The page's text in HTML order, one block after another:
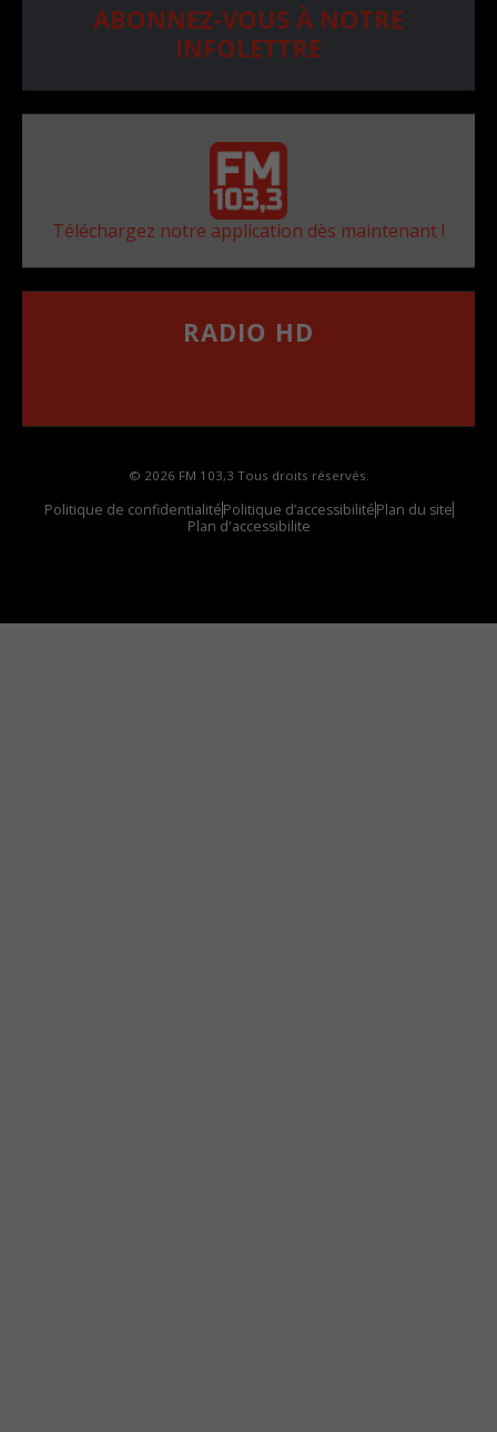
ABONNEZ-VOUS À NOTRE
INFOLETTRE
Téléchargez notre application dès maintenant !
RADIO HD
© 2026 FM 103,3 Tous droits réservés.
Politique de confidentialitéPolitique d’accessibilitéPlan du site
Plan d'accessibilite